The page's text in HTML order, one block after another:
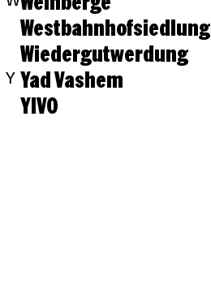
Westbahnhofsiedlung
Wiedergutwerdung
Y Yad Vashem
YIVO